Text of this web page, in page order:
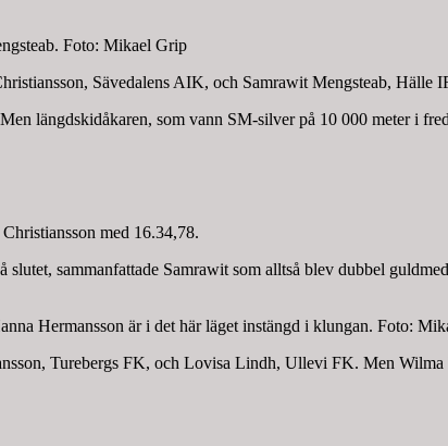
Foto: Mikael Grip
Sävedalens AIK, och Samrawit Mengsteab, Hälle
längdskidåkaren, som vann SM-silver på 10 000 meter i
med 16.34,78.
sammanfattade Samrawit som alltså blev dubbel
Hermansson är i det här läget instängd i klungan. Foto:
Turebergs FK, och Lovisa Lindh, Ullevi FK. Men